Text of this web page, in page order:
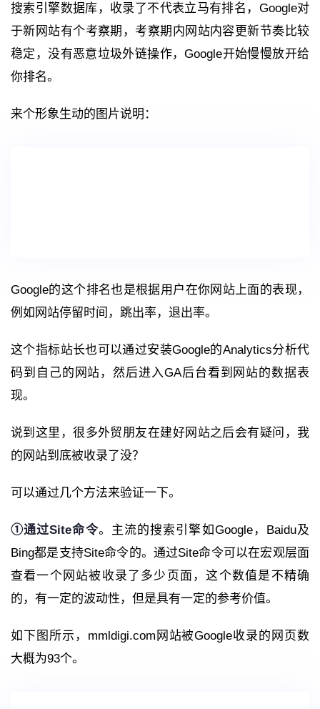
搜索引擎数据库，收录了不代表立马有排名，Google对
于新网站有个考察期，考察期内网站内容更新节奏比较
稳定，没有恶意垃圾外链操作，Google开始慢慢放开给
你排名。
来个形象生动的图片说明：
Google的这个排名也是根据用户在你网站上面的表现，
例如网站停留时间，跳出率，退出率。
这个指标站长也可以通过安装Google的Analytics分析代
码到自己的网站，然后进入GA后台看到网站的数据表
现。
说到这里，很多外贸朋友在建好网站之后会有疑问，我
的网站到底被收录了没？
可以通过几个方法来验证一下。
①通过Site命令。主流的搜索引擎如Google，Baidu及
Bing都是支持Site命令的。通过Site命令可以在宏观层面
查看一个网站被收录了多少页面，这个数值是不精确
的，有一定的波动性，但是具有一定的参考价值。
如下图所示，mmldigi.com网站被Google收录的网页数
大概为93个。